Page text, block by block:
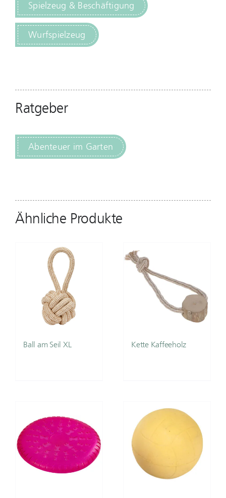
Spielzeug & Beschäftigung
Wurfspielzeug
Ratgeber
Abenteuer im Garten
Ähnliche Produkte
Ball am Seil XL Kette Kaffeeholz